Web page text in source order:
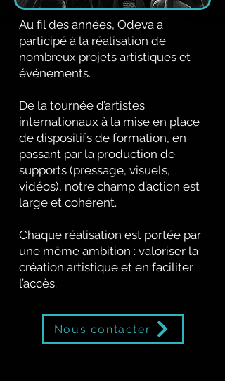
Au fil des années, Odeva a
participé à la réalisation de
nombreux projets artistiques et
événements.
De la tournée d’artistes
internationaux à la mise en place
de dispositifs de formation, en
passant par la production de
supports (pressage, visuels,
vidéos), notre champ d’action est
large et cohérent.
Chaque réalisation est portée par
une même ambition : valoriser la
création artistique et en faciliter
l’accès.
Nous contacter